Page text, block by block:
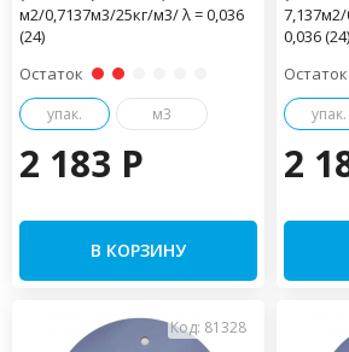
м2/0,7137м3/25кг/м3/ λ = 0,036
(24)
Остаток
упак. м3
2 183 P
В КОРЗИНУ
0,036 (24)
Остаток
упак.
2
Код: 81328